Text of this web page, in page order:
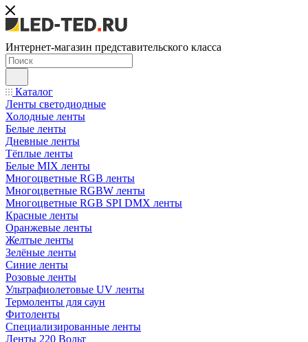
Интернет-магазин представительского класса
Каталог
Ленты светодиодные
Холодные ленты
Белые ленты
Дневные ленты
Тёплые ленты
Белые MIX ленты
Многоцветные RGB ленты
Многоцветные RGBW ленты
Многоцветные RGB SPI DMX ленты
Красные ленты
Оранжевые ленты
Желтые ленты
Зелёные ленты
Синие ленты
Розовые ленты
Ультрафиолетовые UV ленты
Термоленты для саун
Фитоленты
Специализированные ленты
Ленты 220 Вольт